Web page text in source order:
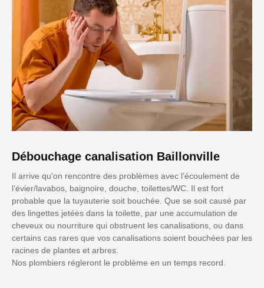
Débouchage canalisation Baillonville
Il arrive qu'on rencontre des problèmes avec l’écoulement de
l’évier/lavabos, baignoire, douche, toilettes/WC. Il est fort
probable que la tuyauterie soit bouchée. Que se soit causé par
des lingettes jetées dans la toilette, par une accumulation de
cheveux ou nourriture qui obstruent les canalisations, ou dans
certains cas rares que vos canalisations soient bouchées par les
racines de plantes et arbres.
Nos plombiers régleront le problème en un temps record.